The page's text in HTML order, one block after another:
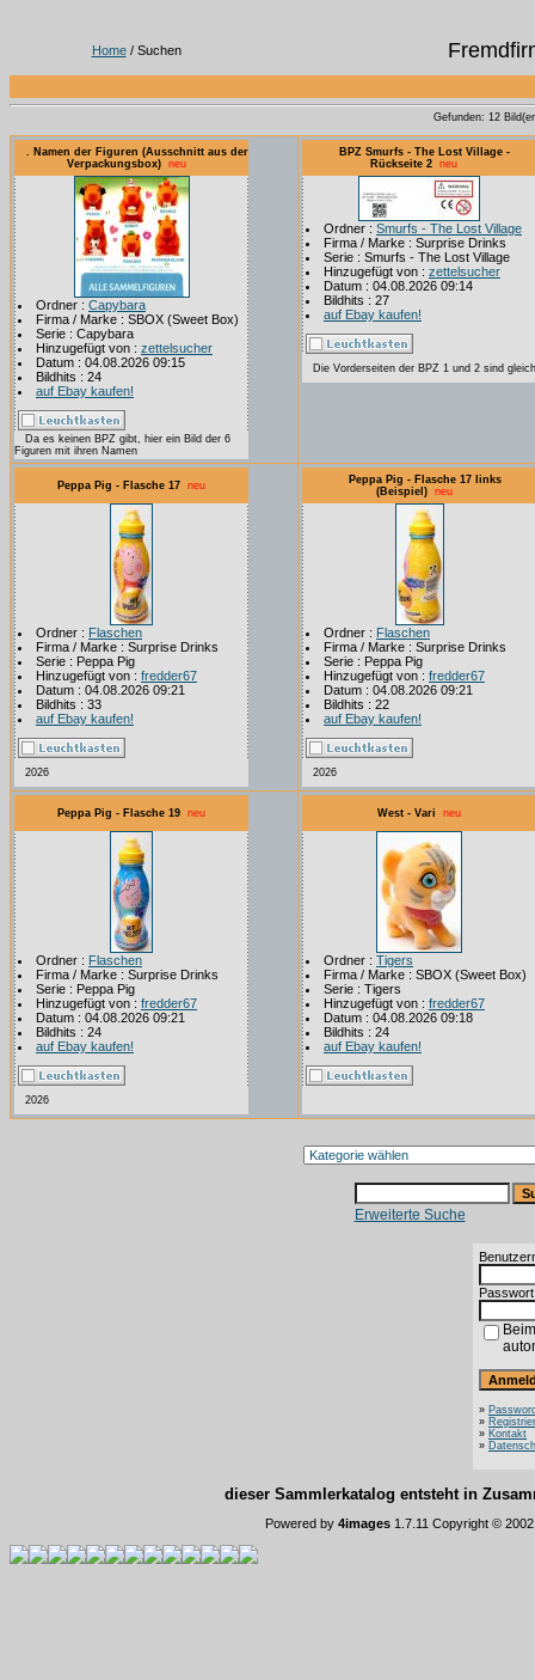
Home/ Suchen
Gefunden: 12
. Namen der Figuren (Ausschnitt aus der
Verpackungsbox)
neu
Ordner : Capybara
Firma / Marke : SBOX (Sweet Box)
Serie : Capybara
Hinzugefügt von : zettelsucher
Datum : 04.08.2026 09:15
Bildhits : 24
auf Ebay kaufen!
Da es keinen BPZ gibt, hier ein Bild der 6
Figuren mit ihren Namen
BPZ Smurfs - The Lost Village -
Rückseite 2 neu
Ordner : Smurfs - The Lost Village
Firma / Marke : Surprise Drinks
Serie : Smurfs - The Lost Village
Hinzugefügt von : zettelsucher
Datum : 04.08.2026 09:14
Bildhits : 27
auf Ebay kaufen!
Die Vorderseiten der BPZ 1 und 2 sind gleich
Peppa Pig - Flasche 17 neu
Ordner : Flaschen
Firma / Marke : Surprise Drinks
Serie : Peppa Pig
Hinzugefügt von : fredder67
Datum : 04.08.2026 09:21
Bildhits : 33
auf Ebay kaufen!
2026
Peppa Pig - Flasche 17 links
(Beispiel)
neu
Ordner : Flaschen
Firma / Marke : Surprise Drinks
Serie : Peppa Pig
Hinzugefügt von : fredder67
Datum : 04.08.2026 09:21
Bildhits : 22
auf Ebay kaufen!
2026
Peppa Pig - Flasche 19 neu
Ordner : Flaschen
Firma / Marke : Surprise Drinks
Serie : Peppa Pig
Hinzugefügt von : fredder67
Datum : 04.08.2026 09:21
Bildhits : 24
auf Ebay kaufen!
2026
West - Vari neu
Ordner : Tigers
Firma / Marke : SBOX (Sweet Box)
Serie : Tigers
Hinzugefügt von : fredder67
Datum : 04.08.2026 09:18
Bildhits : 24
auf Ebay kaufen!
Erweiterte Suche
»
»
» Kontakt
»
dieser Sammlerkatalog entsteht in
Powered by 4images 1.7.11 Copyright ©